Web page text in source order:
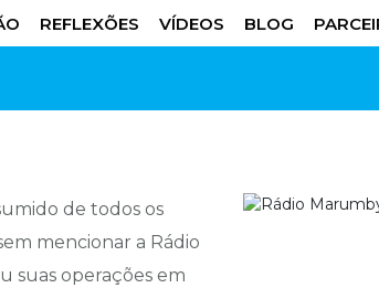
REFLEXÕES VÍDEOS BLOG
de todos os
mencionar a Rádio
suas operações em